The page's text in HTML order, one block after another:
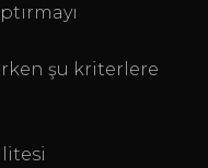
şu kriterlere